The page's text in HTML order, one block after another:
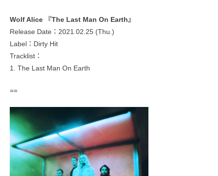
Wolf Alice 『The Last Man On Earth』
Release Date：2021.02.25 (Thu.)
Label：Dirty Hit
Tracklist：
1. The Last Man On Earth
==